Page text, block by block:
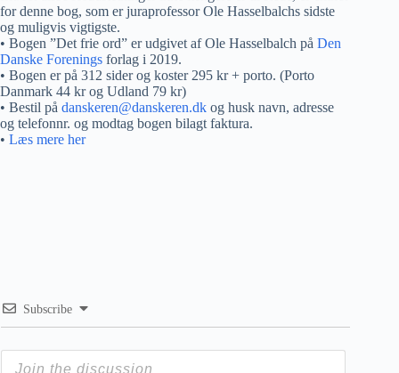
for denne bog, som er juraprofessor Ole Hasselbalchs sidste
og muligvis vigtigste.
• Bogen ”Det frie ord” er udgivet af Ole Hasselbalch på Den
Danske Forenings forlag i 2019.
• Bogen er på 312 sider og koster 295 kr + porto. (Porto
Danmark 44 kr og Udland 79 kr)
• Bestil på danskeren@danskeren.dk og husk navn, adresse
og telefonnr. og modtag bogen bilagt faktura.
• Læs mere her
Subscribe